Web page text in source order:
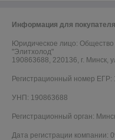
Информация для покупателя
Юридическое лицо: Общество
"Элитхолод"
190863688, 220136, г. Минск,
Регистрационный номер ЕГР:
УНП: 190863688
Регистрационный орган:
Дата регистрации компании: